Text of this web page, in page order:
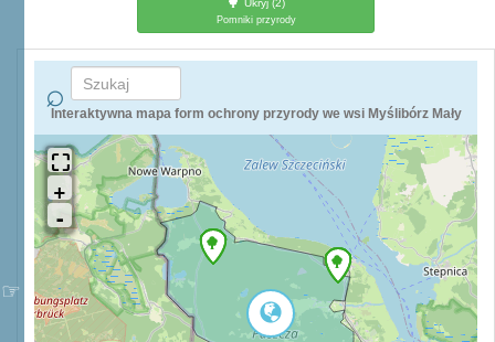
Ukryj(2)
Pomniki przyrody
Interaktywna mapa form ochrony przyrody we wsi Myślibórz Mały